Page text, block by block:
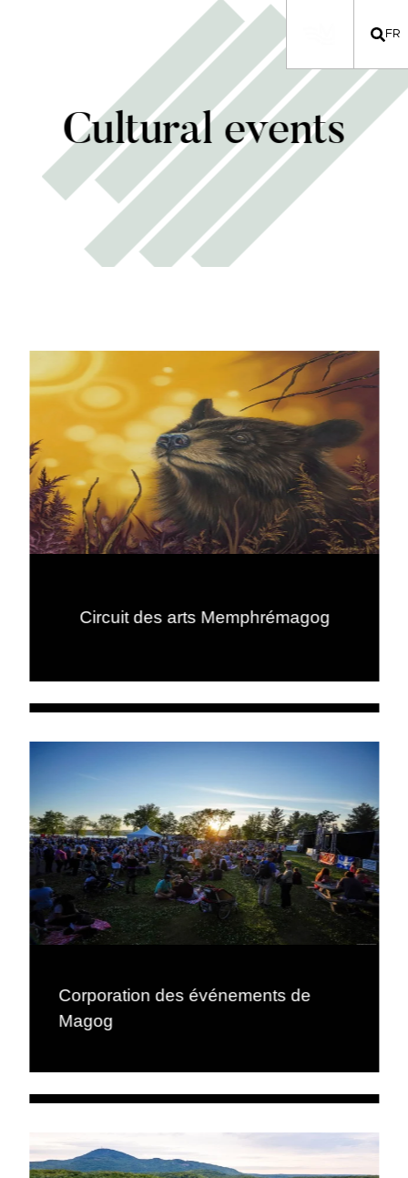
FR
Cultural events
Circuit des arts Memphrémagog
Corporation des événements de
Magog